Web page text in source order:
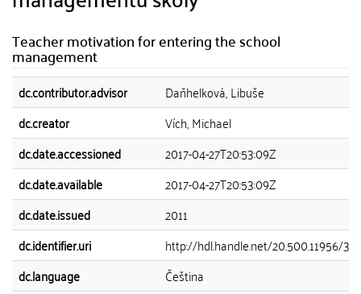
Teacher motivation for entering the school
management
dc.contributor.advisor
Daňhelková, Libuše
dc.creator
Vích, Michael
dc.date.accessioned
2017-04-27T20:53:09Z
dc.date.available
2017-04-27T20:53:09Z
dc.date.issued
2011
dc.identifier.uri
http://hdl.handle.net/20.500.11956/
dc.language
Čeština